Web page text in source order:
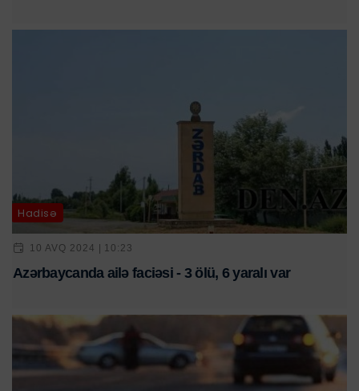
Hadisə
10 AVQ 2024 | 10:23
Azərbaycanda ailə faciəsi - 3 ölü, 6 yaralı var